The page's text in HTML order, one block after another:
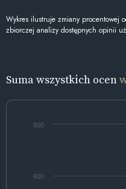
Wykres ilustruje zmiany procentowej
zbiorczej analizy dostępnych opinii
Suma wszystkich ocen
600
800